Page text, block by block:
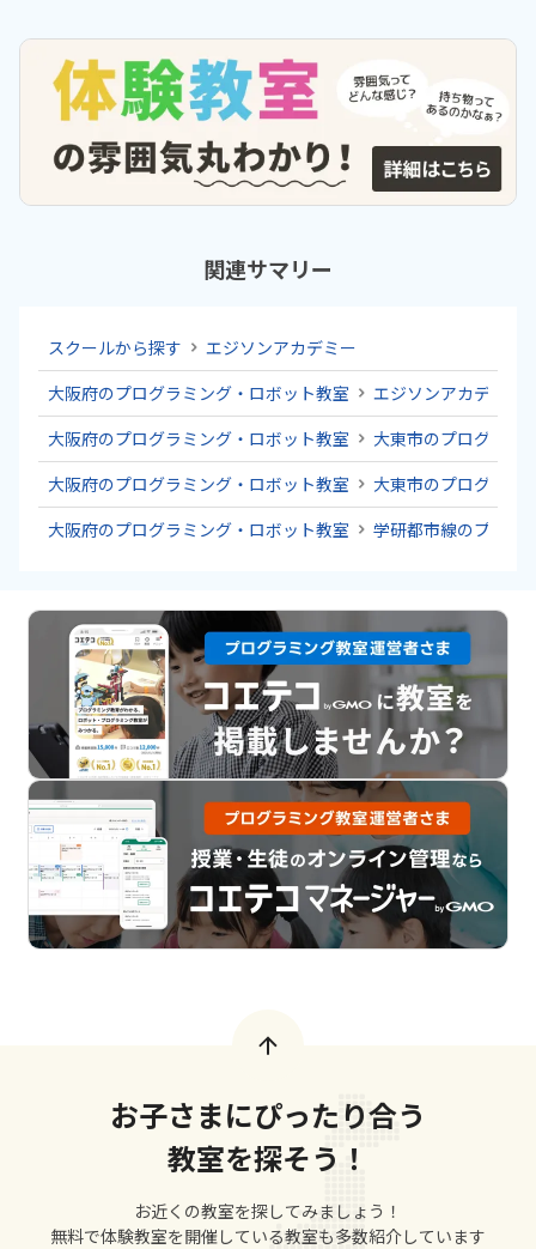
関連サマリー
スクールから探す
エジソンアカデミー
大阪府のプログラミング・ロボット教室
エジソンアカデミー
大阪府のプログラミング・ロボット教室
大東市のプログラミ
大阪府のプログラミング・ロボット教室
大東市のプログラミ
大阪府のプログラミング・ロボット教室
学研都市線のプログ
お子さまにぴったり合う
教室を探そう！
お近くの教室を探してみましょう！
無料で体験教室を開催している教室も多数紹介しています